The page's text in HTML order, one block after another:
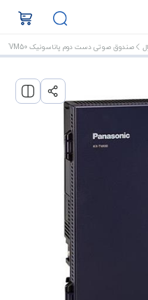
صندوق صوتی دست دوم پاناسونیک KX-TVM50